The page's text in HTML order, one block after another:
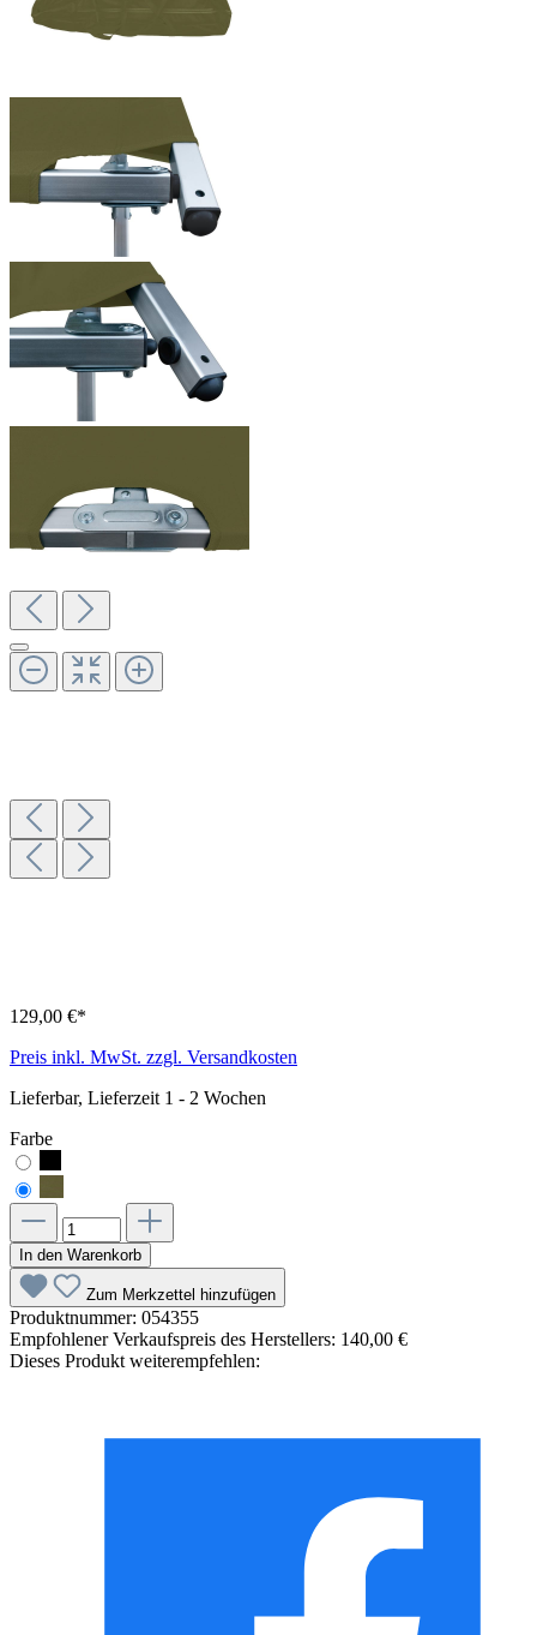
129,00 €*
Preis inkl. MwSt. zzgl. Versandkosten
Lieferbar, Lieferzeit 1 - 2 Wochen
Farbe
In den Warenkorb
Zum Merkzettel hinzufügen
Produktnummer: 054355
Empfohlener Verkaufspreis des Herstellers: 140,00 €
Dieses Produkt weiterempfehlen: